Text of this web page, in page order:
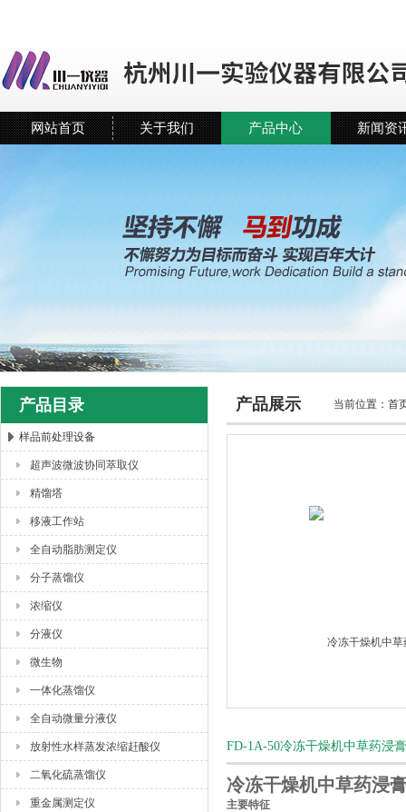
杭州川一实验仪器有限公司
网站首页 关于我们 产品中心 新闻资
产品目录
样品前处理设备
超声波微波协同萃取仪
精馏塔
移液工作站
全自动脂肪测定仪
分子蒸馏仪
浓缩仪
分液仪
微生物
一体化蒸馏仪
全自动微量分液仪
放射性水样蒸发浓缩赶酸仪
二氧化硫蒸馏仪
重金属测定仪
产品展示 当前位置： 首
FD-1A-50冷冻干燥机中草药浸
冷冻干燥机中草药浸
主要特征